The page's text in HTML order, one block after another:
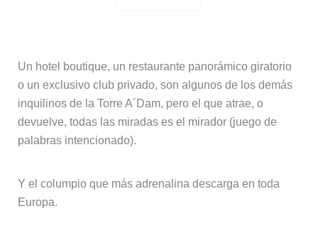
Un hotel boutique, un restaurante panorámico giratorio
o un exclusivo club privado, son algunos de los demás
inquilinos de la Torre A´Dam, pero el que atrae, o
devuelve, todas las miradas es el mirador (juego de
palabras intencionado).
Y el columpio que más adrenalina descarga en toda
Europa.